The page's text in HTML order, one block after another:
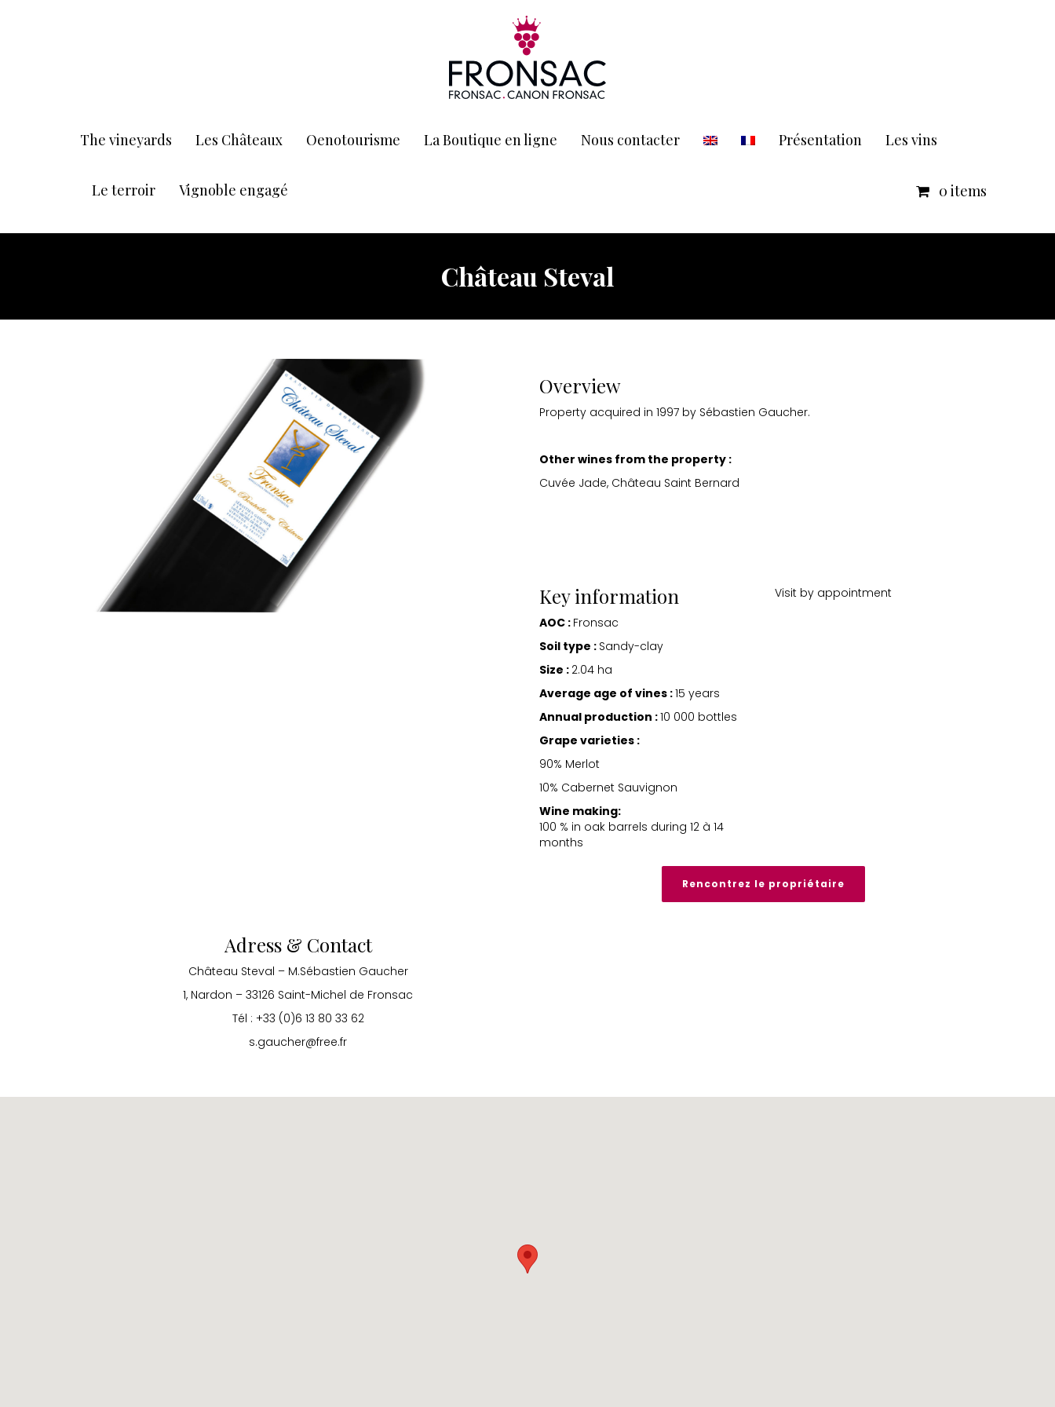
The vineyards Les Châteaux Oenotourisme La Boutique en ligne Nous contacter Présentation Les vins
Le terroir Vignoble engagé 0 items
Château Steval
Overview
Property acquired in 1997 by Sébastien Gaucher.
Other wines from the property :
Cuvée Jade, Château Saint Bernard
Key information
AOC : Fronsac
Soil type : Sandy-clay
Size : 2.04 ha
Average age of vines :15 years
Annual production :10 000 bottles
Grape varieties :
90% Merlot
10% Cabernet Sauvignon
Wine making:
100 % in oak barrels during 12 à 14
months
Visit by appointment
Rencontrez le propriétaire
Adress & Contact
Château Steval – M.Sébastien Gaucher
1, Nardon – 33126 Saint-Michel de Fronsac
Tél : +33 (0)6 13 80 33 62
s.gaucher@free.fr